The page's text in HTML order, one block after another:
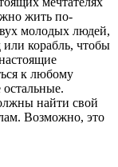
жить по-
молодых людей,
корабль, чтобы
к любому
найти свой
Возможно, это